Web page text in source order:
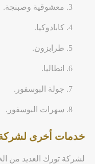
معشوقية وصبنجة.
كابادوكيا.
طرابزون.
انطاليا.
جولة البوسفور.
سهرات البوسفور.
خدمات أخرى
لشركة تورك العديد من